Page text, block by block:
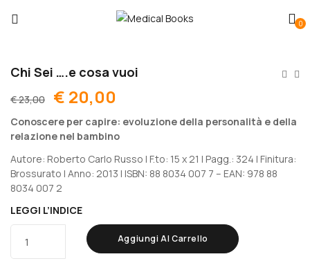
0
Chi Sei ….e cosa vuoi
€23,00 € 20,00
Conoscere per capire: evoluzione della personalità e della
relazione nel bambino
Autore: Roberto Carlo Russo | F.to: 15 x 21 | Pagg.: 324 | Finitura:
Brossurato | Anno: 2013 | ISBN: 88 8034 007 7 – EAN: 978 88
8034 007 2
LEGGI L’INDICE
Aggiungi Al Carrello